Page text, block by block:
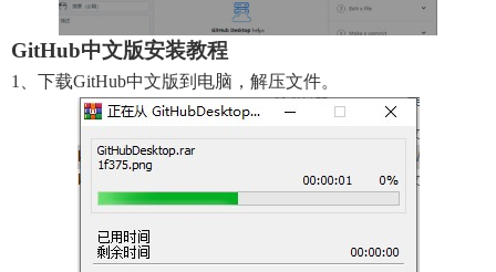
GitHub中文版安装教程
1、下载GitHub中文版到电脑，解压文件。